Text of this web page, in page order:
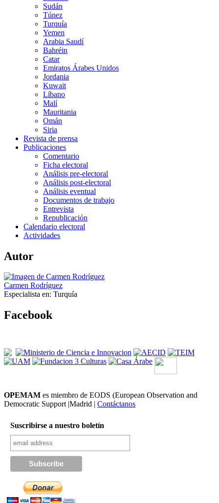
Sudán
Túnez
Turquía
Yemen
Arabia Saudí
Bahréin
Catar
Emiratos Árabes Unidos
Jordania
Kuwait
Líbano
Malí
Mauritania
Omán
Siria
Revista de prensa
Publicaciones
Comentario
Ficha electoral
Análisis pre-electoral
Análisis post-electoral
Análisis eventual
Documentos de trabajo
Entrevista
Republicación
Calendario electoral
Actividades
Autor
Carmen Rodríguez
Especialista en: Turquía
Facebook
OPEMAM es miembro de EODS (European Observation and
Democratic Support |Madrid | Contáctanos
Suscribirse a nuestro boletín